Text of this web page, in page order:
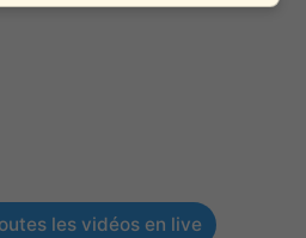
les vidéos en live